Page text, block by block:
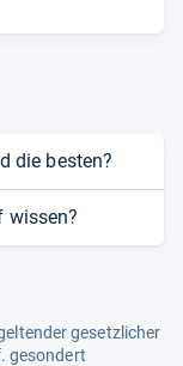
die besten?
wissen?
gesetzlicher
gesondert